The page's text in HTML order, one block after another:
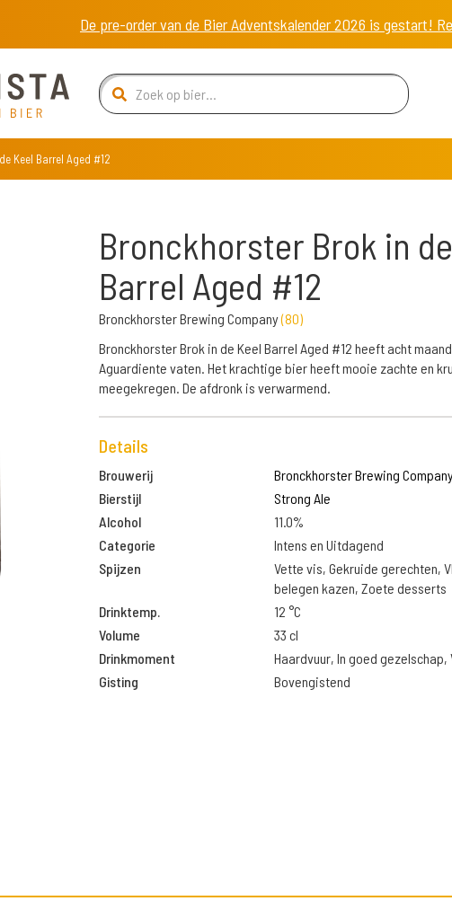
De pre-order van de Bier Adventskalender 2026 is gestart!
Keel Barrel Aged #12
Bronckhorster Brok in
Barrel Aged #12
Bronckhorster Brewing Company(80)
Bronckhorster Brok in de Keel Barrel Aged #12 heeft acht
Aguardiente vaten. Het krachtige bier heeft mooie zachte en
meegekregen. De afdronk is verwarmend.
Details
Brouwerij
Bronckhorster Brewing
Bierstijl
Strong Ale
Alcohol
11.0%
Categorie
Intens en Uitdagend
Spijzen
Vette vis, Gekruide gerechten,
belegen kazen, Zoete desserts
Drinktemp.
12 °C
Volume
33 cl
Drinkmoment
Haardvuur, In goed gezelschap,
Gisting
Bovengistend